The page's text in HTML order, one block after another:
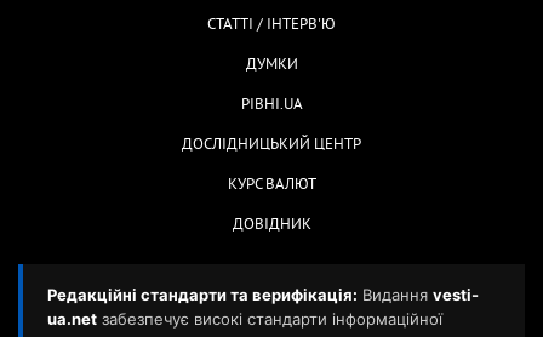
СТАТТІ / ІНТЕРВ'Ю
ДУМКИ
РІВНІ.UA
ДОСЛІДНИЦЬКИЙ ЦЕНТР
КУРС ВАЛЮТ
ДОВІДНИК
Редакційні стандарти та верифікація: Видання vesti-
ua.net забезпечує високі стандарти інформаційної